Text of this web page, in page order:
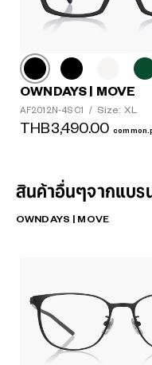
OWNDAYS | MOVE
AF2012N-4S C1 / Size: XL
THB3,490.00
สินค้าอื่นๆจากแบร
OWNDAYS | MOVE